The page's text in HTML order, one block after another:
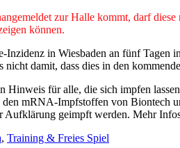
zur Halle kommt, darf
können.
Inzidenz in Wiesbaden an fünf Tagen
nicht damit, dass dies in den
Hinweis für alle, die sich impfen
mRNA-Impfstoffen von Biontech
Aufklärung geimpft werden. Mehr
, Training & Freies Spiel